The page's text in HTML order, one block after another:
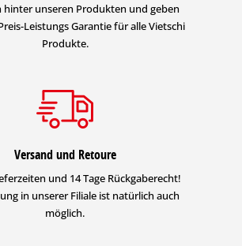
hinter unseren Produkten und geben
Leistungs Garantie für alle Vietschi
Produkte.
Versand und Retoure
und 14 Tage Rückgaberecht!
in unserer Filiale ist natürlich auch
möglich.